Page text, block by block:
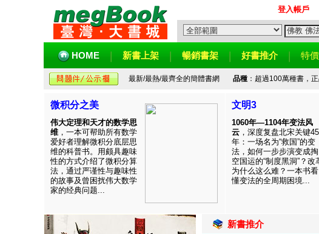
登入帳戶
HOME 新書上架 暢銷書架 好書推介 特
最新/最熱/最齊全的簡體書網 品種：超過100萬種書，
微积分之美
伟大定理和天才的数学思
维 ，一本可帮助所有数学
爱好者理解微积分底层思
维的科普书。用颇具趣味
性的方式介绍了微积分算
法，通过严谨性与趣味性
的故事及曾困扰伟大数学
家的经典问题...
文明3
1060年—1104年变法风
云 ，深度复盘北宋关键45
年：一场名为“救国”的变
法，如何一步步演变成掏
空国运的“制度黑洞”？改
为什么这么难？一本书看
懂变法的全周期困境...
新書推介